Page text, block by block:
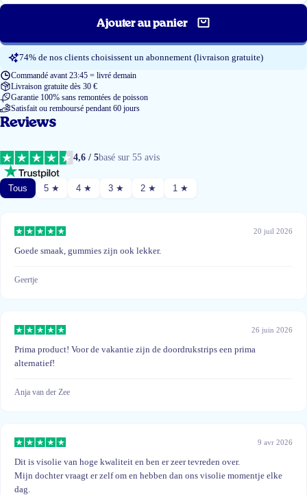
Ajouter au panier
74% de nos clients choisissent un abonnement (livraison gratuite)
Commandé avant 23:45 = livré demain
Livraison gratuite dès 30 €
Garantie 100% sans remontées de poisson
Satisfait ou remboursé pendant 60 jours
Reviews
4,6 / 5basé sur 55 avis
Tous 5 ★ 4 ★ 3 ★ 2 ★ 1 ★
20 juil 2026
Goede smaak, gummies zijn ook lekker.
Geertje
26 juin 2026
Prima product! Voor de vakantie zijn de doordrukstrips een prima
alternatief!
Anja van der Zee
9 avr 2026
Dit is visolie van hoge kwaliteit en ben er zeer tevreden over.
Mijn dochter vraagt er zelf om en hebben dan ons visolie momentje elke
dag.